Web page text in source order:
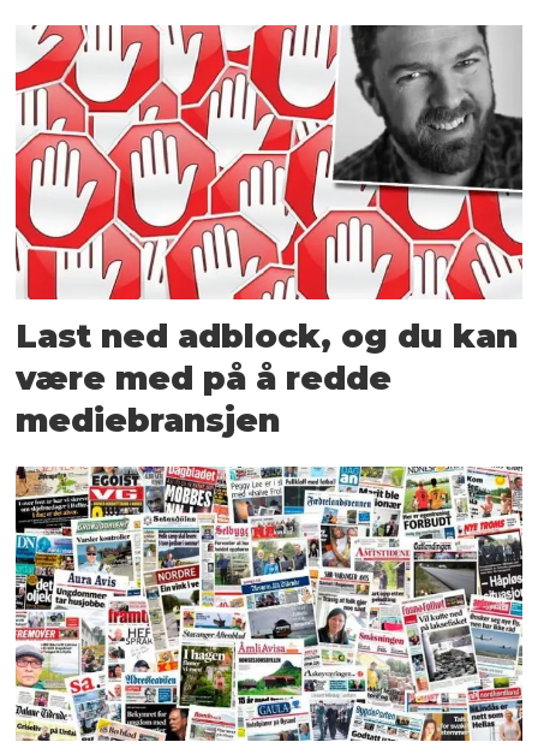
Last ned adblock, og du kan
være med på å redde
mediebransjen